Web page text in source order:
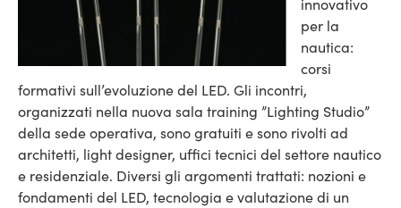
innovativo
per la
nautica:
corsi
formativi sull’evoluzione del LED. Gli incontri,
organizzati nella nuova sala training ”Lighting Studio”
della sede operativa, sono gratuiti e sono rivolti ad
architetti, light designer, uffici tecnici del settore nautico
e residenziale. Diversi gli argomenti trattati: nozioni e
fondamenti del LED, tecnologia e valutazione di un